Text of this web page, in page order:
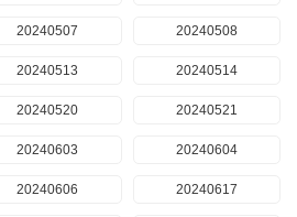
20240507 20240508
20240513 20240514
20240520 20240521
20240603 20240604
20240606 20240617